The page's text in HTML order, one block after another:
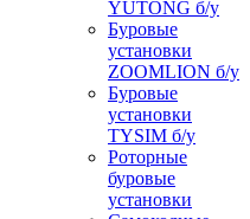
YUTONG б/у
Буровые
установки
ZOOMLION б/у
Буровые
установки
TYSIM б/у
Роторные
буровые
установки